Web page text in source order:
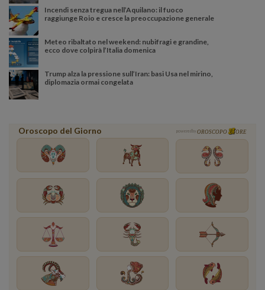
Incendi senza tregua nell’Aquilano: il fuoco
raggiunge Roio e cresce la preoccupazione generale
Meteo ribaltato nel weekend: nubifragi e grandine,
ecco dove colpirà l’Italia domenica
Trump alza la pressione sull’Iran: basi Usa nel mirino,
diplomazia ormai congelata
Oroscopo del Giorno powered by OROSCOPO ORE